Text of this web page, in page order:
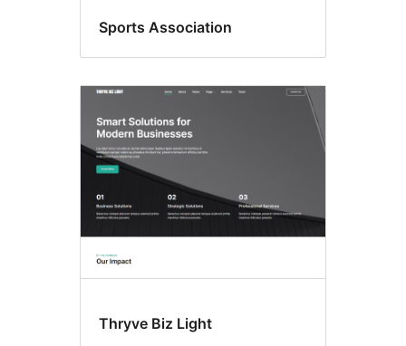
Sports Association
Thryve Biz Light